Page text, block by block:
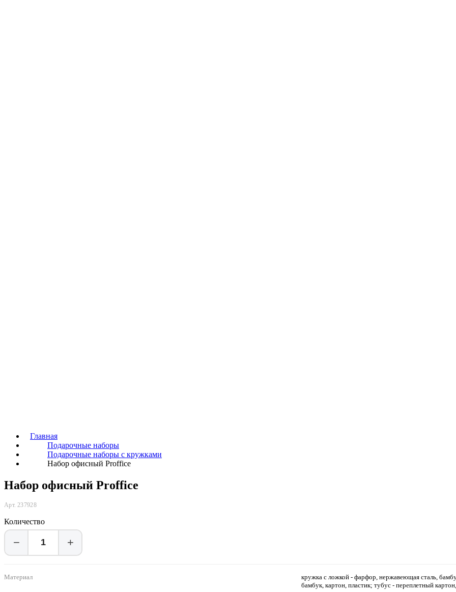
Главная
Подарочные наборы
Подарочные наборы с кружками
Набор офисный Proffice
Набор офисный Proffice
Арт. 237928
Количество
− +
Материал
кружка с ложкой - фарфор, нержавеющая сталь,
бамбук, картон, пластик; тубус - переплетный